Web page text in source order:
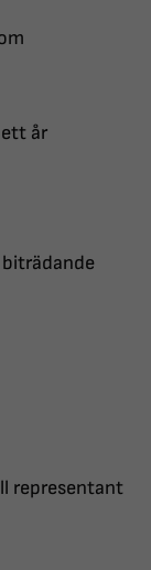
år